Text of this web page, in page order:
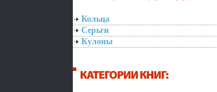
Кольца
Серьги
Кулоны